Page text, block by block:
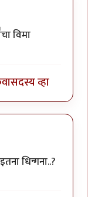
विमा
सदस्य व्हा
धिन्गना..?